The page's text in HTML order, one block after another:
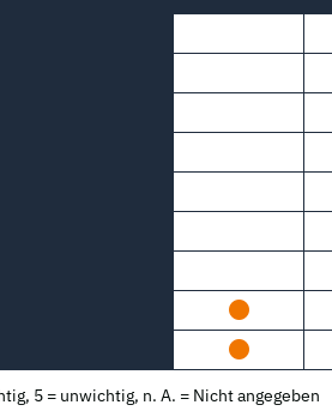
5 = unwichtig, n. A. = Nicht angegeben